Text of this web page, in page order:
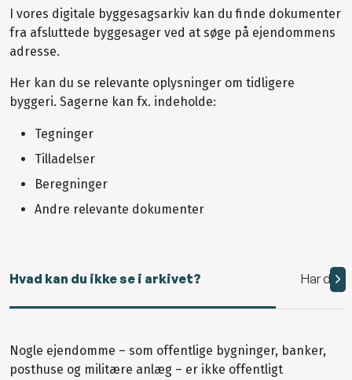
I vores digitale byggesagsarkiv kan du finde dokumenter
fra afsluttede byggesager ved at søge på ejendommens
adresse.
Her kan du se relevante oplysninger om tidligere
byggeri. Sagerne kan fx. indeholde:
Tegninger
Tilladelser
Beregninger
Andre relevante dokumenter
Hvad kan du ikke se i arkivet? Har du
Nogle ejendomme – som offentlige bygninger, banker,
posthuse og militære anlæg – er ikke offentligt